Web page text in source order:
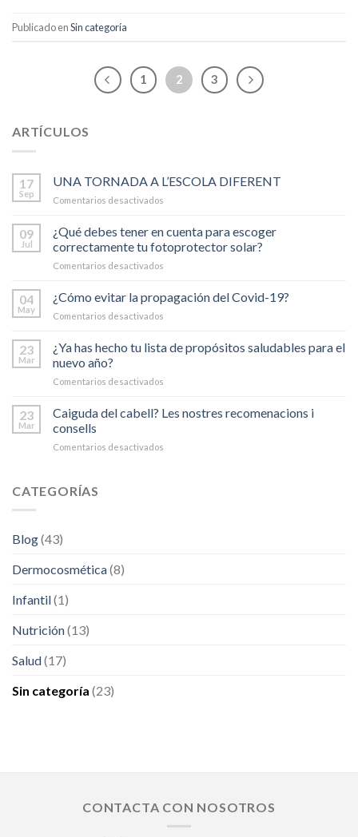
Publicado enSin categoría
1 2 3
ARTÍCULOS
17
Sep
UNA TORNADA A L’ESCOLA DIFERENT
Comentarios desactivados
TORNADA
A
L’ESCOLA
09
Jul
¿Qué debes tener en cuenta para escoger
correctamente tu fotoprotector solar?
Comentarios desactivados
tener
para
solar?
04
May
¿Cómo evitar la propagación del Covid-19?
Comentarios desactivados
evitar
19?
23
Mar
¿Ya has hecho tu lista de propósitos saludables para el
nuevo año?
Comentarios desactivados
has
23
Mar
Caiguda del cabell? Les nostres recomenacions i
consells
Comentarios desactivados
CATEGORÍAS
Blog(43)
Dermocosmética(8)
Infantil(1)
Nutrición(13)
Salud(17)
Sin categoría (23)
CONTACTA CON NOSOTROS